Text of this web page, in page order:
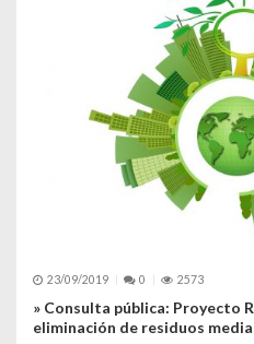
23/09/2019 0 2573
» Consulta pública: Proyecto
eliminación de residuos